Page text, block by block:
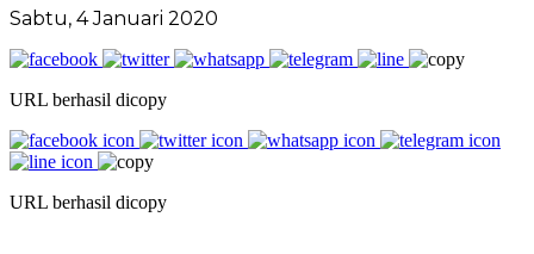
Sabtu, 4 Januari 2020
URL berhasil dicopy
URL berhasil dicopy